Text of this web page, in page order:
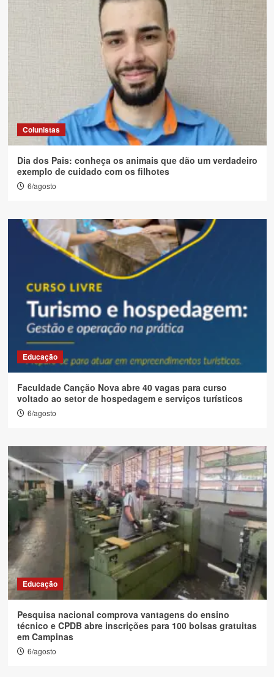
Colunistas
Dia dos Pais: conheça os animais que dão um verdadeiro
exemplo de cuidado com os filhotes
6/agosto
Educação
Faculdade Canção Nova abre 40 vagas para curso
voltado ao setor de hospedagem e serviços turísticos
6/agosto
Educação
Pesquisa nacional comprova vantagens do ensino
técnico e CPDB abre inscrições para 100 bolsas gratuitas
em Campinas
6/agosto